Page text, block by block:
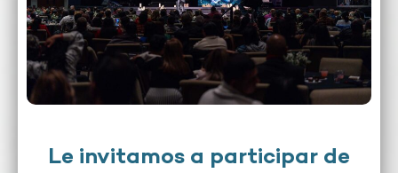
Le invitamos a participar de